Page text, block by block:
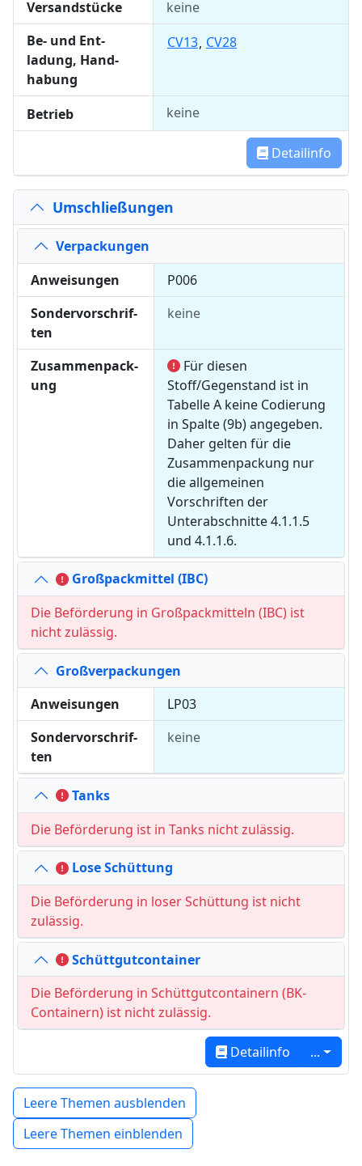
Versandstücke
keine
Be- und Ent­
ladung, Hand­
habung
CV13, CV28
Betrieb keine
Detailinfo
Umschließungen
Ver­pack­un­gen
An­wei­sun­gen
P006
Son­der­vor­schrif­
ten
keine
Zu­sam­men­pack­
ung
Für diesen
Stoff/Gegenstand ist in
Tabelle A keine Codierung
in Spalte (9b) angegeben.
Daher gelten für die
Zusammenpackung nur
die allgemeinen
Vorschriften der
Unterabschnitte 4.1.1.5
und 4.1.1.6.
Groß­pack­mit­tel (IBC)
Die Beförderung in Großpackmitteln (IBC) ist
nicht zulässig.
Groß­ver­pack­un­gen
An­wei­sun­gen
LP03
Son­der­vor­schrif­
ten
keine
Tanks
Die Beförderung ist in Tanks nicht zulässig.
Lose Schüttung
Die Beförderung in loser Schüttung ist nicht
zulässig.
Schütt­gut­con­tai­ner
Die Beförderung in Schüttgutcontainern (BK-
Containern) ist nicht zulässig.
Detailinfo ...
Leere Themen ausblenden
Leere Themen einblenden